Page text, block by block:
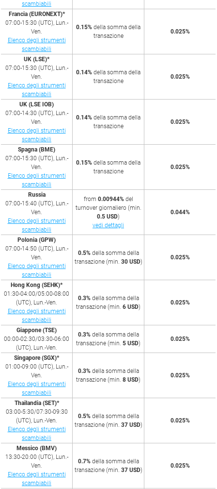
scambiabili
Francia (EURONEXT)*
07:00-15:30 (UTC), Lun.-
Ven.
Elenco degli strumenti
scambiabili
0.15% della somma della
transazione
0.025%
UK (LSE)*
07:00-15:30 (UTC), Lun.-
Ven.
Elenco degli strumenti
scambiabili
0.14% della somma della
transazione
0.025%
UK (LSE IOB)
07:00-14:30 (UTC), Lun.-
Ven.
Elenco degli strumenti
scambiabili
0.14% della somma della
transazione
0.025%
Spagna (BME)
07:00-15:30 (UTC), Lun.-
Ven.
Elenco degli strumenti
scambiabili
0.15% della somma della
transazione
0.025%
Russia
07:00-15:40 (UTC), Lun.-
Ven.
Elenco degli strumenti
scambiabili
from 0.00944%del
turnover giornaliero (min.
0.5 USD)
vedi dettagli
0.044%
Polonia (GPW)
07:00-14:50 (UTC), Lun.-
Ven.
Elenco degli strumenti
scambiabili
0.5%della somma della
transazione (min. 30 USD)
0.025%
Hong Kong (SEHK)*
01:30-04:00/05:00-08:00
(UTC), Lun.-Ven.
Elenco degli strumenti
scambiabili
0.3%della somma della
transazione (min.6 USD)
0.025%
Giappone (TSE)
00:00-02:30/03:30-06:00
(UTC), Lun.-Ven.
0.3%della somma della
transazione (min.5 USD)
0.025%
Singapore (SGX)*
01:00-09:00 (UTC), Lun.-
Ven.
Elenco degli strumenti
scambiabili
0.3%della somma della
transazione (min.8 USD)
0.025%
Thailandia (SET)*
03:00-5:30/07:30-09:30
(UTC), Lun.-Ven.
Elenco degli strumenti
scambiabili
0.5%della somma della
transazione (min. 37 USD)
0.025%
Messico (BMV)
13:30-20:00 (UTC), Lun.-
Ven.
Elenco degli strumenti
scambiabili
0.7%della somma della
transazione (min. 37 USD)
0.025%